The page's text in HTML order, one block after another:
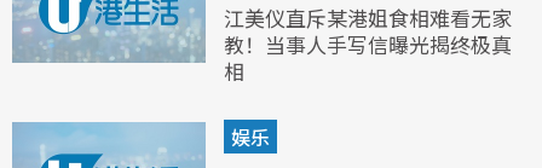
江美仪直斥某港姐食相难看无家
教！当事人手写信曝光揭终极真
相
娱乐